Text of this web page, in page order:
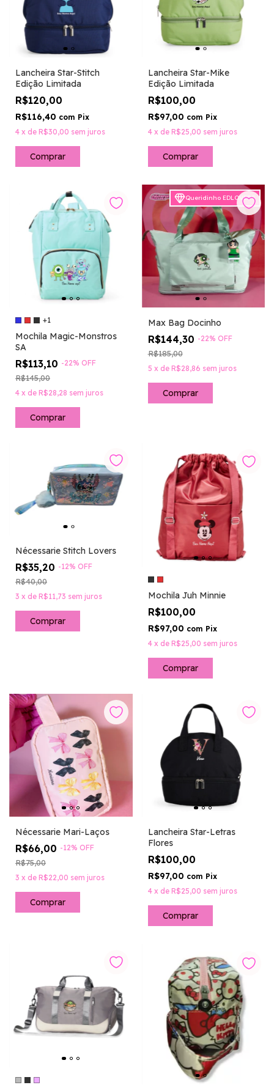
Lancheira Star-Stitch
Edição Limitada
R$120,00
R$116,40 com Pix
4 x de R$30,00 sem juros
Lancheira Star-Mike
Edição Limitada
R$100,00
R$97,00 com Pix
4 x de R$25,00 sem juros
+1
Mochila Magic-Monstros
SA
R$113,10 -22% OFF
R$145,00
4 x de R$28,28 sem juros
Comprar
Queridinho EDLOVERS
Max Bag Docinho
R$144,30 -22% OFF
R$185,00
5 x de R$28,86 sem juros
Nécessarie Stitch Lovers
R$35,20 -12% OFF
R$40,00
3 x de R$11,73 sem juros Mochila Juh Minnie
R$100,00
R$97,00 com Pix
4 x de R$25,00 sem juros
Comprar
Nécessarie Mari-Laços
R$66,00 -12% OFF
R$75,00
3 x de R$22,00 sem juros
Lancheira Star-Letras
Flores
R$100,00
R$97,00 com Pix
4 x de R$25,00 sem juros